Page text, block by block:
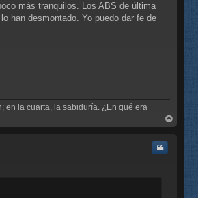
más tranquilos. Los ABS de última
han desmontado. Yo puedo dar fe de
en la cuarta, la sabiduría. ¿En qué era
rri
ba
Citar